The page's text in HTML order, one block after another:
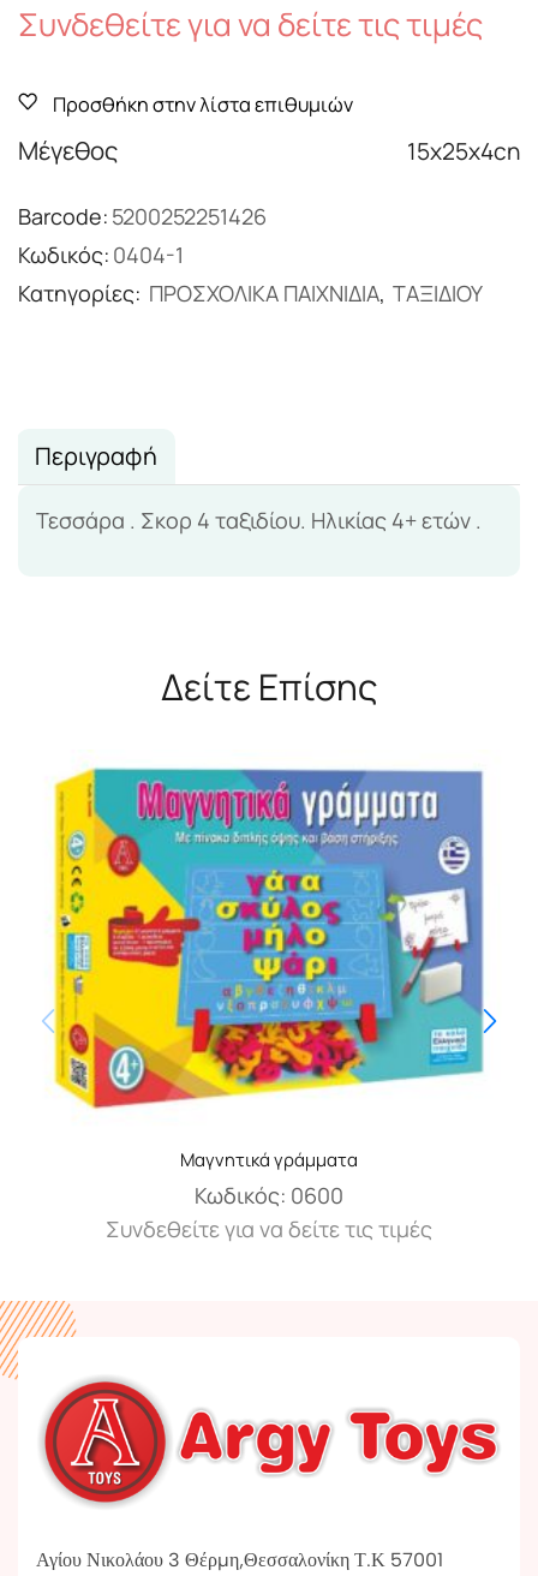
Συνδεθείτε για να δείτε τις τιμές
Προσθήκη στην λίστα επιθυμιών
Μέγεθος 15x25x4cn
Barcode: 5200252251426
Κωδικός: 0404-1
Κατηγορίες: ΠΡΟΣΧΟΛΙΚΑ ΠΑΙΧΝΙΔΙΑ, ΤΑΞΙΔΙΟΥ
Περιγραφή
Τεσσάρα . Σκορ 4 ταξιδίου. Ηλικίας 4+ ετών .
Δείτε Επίσης
Μαγνητικά γράμματα
Κωδικός: 0600
Συνδεθείτε για να δείτε τις τιμές
Αγίου Νικολάου 3 Θέρμη,Θεσσαλονίκη Τ.Κ 57001